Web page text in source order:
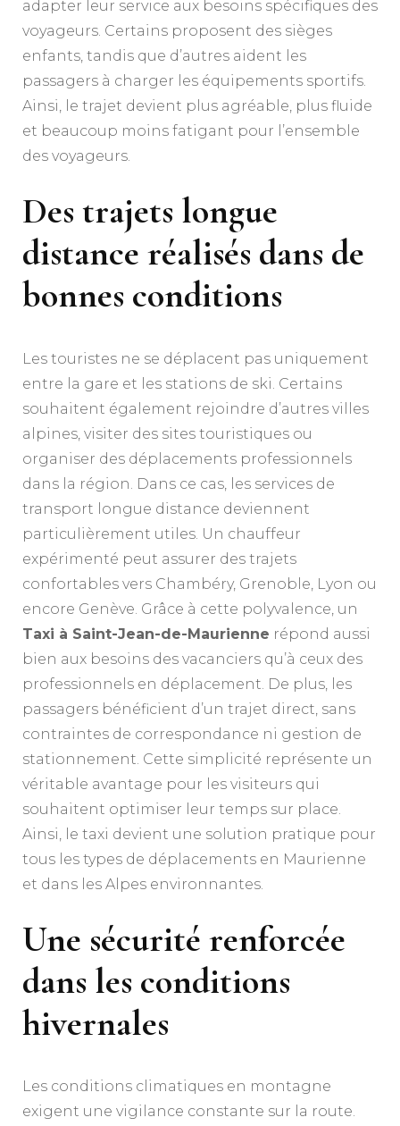
adapter leur service aux besoins spécifiques des
voyageurs. Certains proposent des sièges
enfants, tandis que d’autres aident les
passagers à charger les équipements sportifs.
Ainsi, le trajet devient plus agréable, plus fluide
et beaucoup moins fatigant pour l’ensemble
des voyageurs.
Des trajets longue
distance réalisés dans de
bonnes conditions
Les touristes ne se déplacent pas uniquement
entre la gare et les stations de ski. Certains
souhaitent également rejoindre d’autres villes
alpines, visiter des sites touristiques ou
organiser des déplacements professionnels
dans la région. Dans ce cas, les services de
transport longue distance deviennent
particulièrement utiles. Un chauffeur
expérimenté peut assurer des trajets
confortables vers Chambéry, Grenoble, Lyon ou
encore Genève. Grâce à cette polyvalence, un
Taxi à Saint-Jean-de-Maurienne répond aussi
bien aux besoins des vacanciers qu’à ceux des
professionnels en déplacement. De plus, les
passagers bénéficient d’un trajet direct, sans
contraintes de correspondance ni gestion de
stationnement. Cette simplicité représente un
véritable avantage pour les visiteurs qui
souhaitent optimiser leur temps sur place.
Ainsi, le taxi devient une solution pratique pour
tous les types de déplacements en Maurienne
et dans les Alpes environnantes.
Une sécurité renforcée
dans les conditions
hivernales
Les conditions climatiques en montagne
exigent une vigilance constante sur la route.